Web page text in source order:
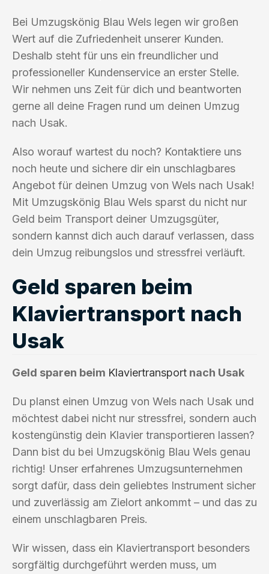
Bei Umzugskönig Blau Wels legen wir großen
Wert auf die Zufriedenheit unserer Kunden.
Deshalb steht für uns ein freundlicher und
professioneller Kundenservice an erster Stelle.
Wir nehmen uns Zeit für dich und beantworten
gerne all deine Fragen rund um deinen Umzug
nach Usak.
Also worauf wartest du noch? Kontaktiere uns
noch heute und sichere dir ein unschlagbares
Angebot für deinen Umzug von Wels nach Usak!
Mit Umzugskönig Blau Wels sparst du nicht nur
Geld beim Transport deiner Umzugsgüter,
sondern kannst dich auch darauf verlassen, dass
dein Umzug reibungslos und stressfrei verläuft.
Geld sparen beim
Klaviertransport nach
Usak
Geld sparen beim Klaviertransport nach Usak
Du planst einen Umzug von Wels nach Usak und
möchtest dabei nicht nur stressfrei, sondern auch
kostengünstig dein Klavier transportieren lassen?
Dann bist du bei Umzugskönig Blau Wels genau
richtig! Unser erfahrenes Umzugsunternehmen
sorgt dafür, dass dein geliebtes Instrument sicher
und zuverlässig am Zielort ankommt – und das zu
einem unschlagbaren Preis.
Wir wissen, dass ein Klaviertransport besonders
sorgfältig durchgeführt werden muss, um